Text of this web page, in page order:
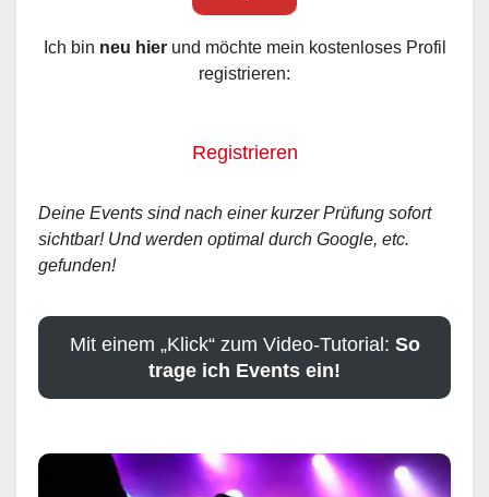
Ich bin neu hierund möchte mein kostenloses Profil
registrieren:
Registrieren
Deine Events sind nach einer kurzer Prüfung sofort
sichtbar! Und werden optimal durch Google, etc.
gefunden!
Mit einem „Klick“ zum Video-Tutorial: So
trage ich Events ein!